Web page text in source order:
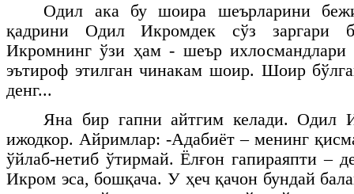
Одил ака бу шоира шеърларини
қадрини Одил Икромдек сўз заргари
Икромнинг ўзи ҳам - шеър ихлосмандлари
эътироф этилган чинакам шоир. Шоир
денг...
Яна бир гапни айтгим келади. Одил
ижодкор. Айримлар: -Адабиёт – менинг
ўйлаб-нетиб ўтирмай. Ёлғон гапираяпти –
Икром эса, бошқача. У ҳеч қачон бундай